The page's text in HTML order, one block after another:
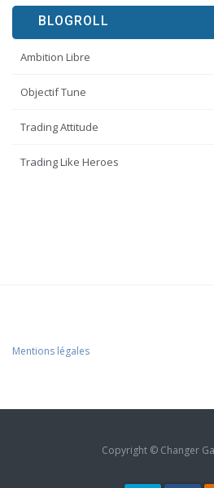
BLOGROLL
Ambition Libre
Objectif Tune
Trading Attitude
Trading Like Heroes
Mentions légales
Copyright © Changer